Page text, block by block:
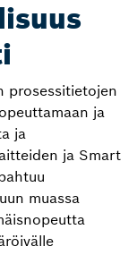
prosessitietojen
ja
ja
ja Smart
muassa